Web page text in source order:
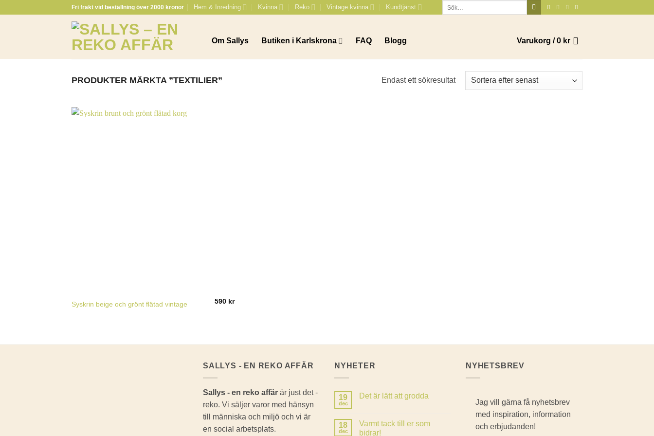
Fri frakt vid beställning över 2000 kronor Hem & Inredning Kvinna Reko Vintage kvinna Kundtjänst
Om Sallys Butiken i Karlskrona FAQ Blogg Varukorg /0 kr
PRODUKTER MÄRKTA ”TEXTILIER” Endast ett sökresultat
Syskrin beige och grönt flätad vintage 590 kr
SALLYS - EN REKO AFFÄR
Sallys - en reko affär är just det -
reko. Vi säljer varor med hänsyn
till människa och miljö och vi är
en social arbetsplats.
NYHETER
19
dec
Det är lätt att grodda
Det
är
18
dec
Varmt tack till er som
bidrar!
NYHETSBREV
Jag vill gärna få nyhetsbrev
med inspiration, information
och erbjudanden!